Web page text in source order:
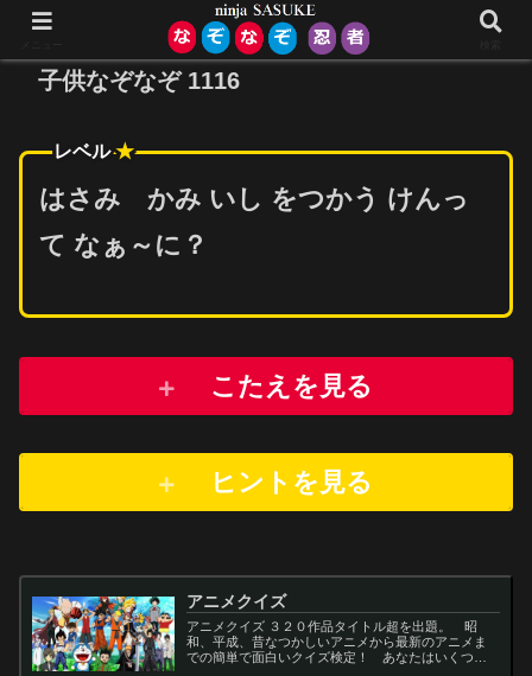
子供なぞなぞ 1116
レベル★
はさみ かみ いし をつかう けんっ
て なぁ～に？
こたえを見る
ヒントを 見る
アニメクイズ
アニメクイズ ３２０作品タイトル超を出題。 昭
和、平成、昔なつかしいアニメから最新のアニメま
での簡単で面白いクイズ検定！ あなたはいくつわ